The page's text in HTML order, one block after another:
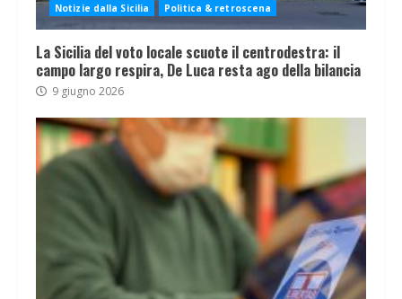
Notizie dalla Sicilia Politica & retroscena
La Sicilia del voto locale scuote il centrodestra: il
campo largo respira, De Luca resta ago della bilancia
9 giugno 2026